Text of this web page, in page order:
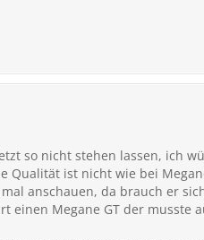
so nicht stehen lassen, ich
Qualität ist nicht wie bei
anschauen, da brauch er
einen Megane GT der musste